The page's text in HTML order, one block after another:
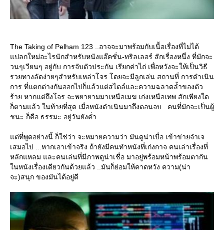
The Taking of Pelham 123 ..อาจจะมาพร้อมกับเนื้อเรื่องที่ไม่ได้
ปลกใหม่อะไรนักสำหรับหนังแอ๊คชั่น-ทริลเลอร์ สักเรื่องหนึ่ง ที่มักจะ
วนๆเวียนๆ อยู่กับ การจับตัวประกัน เรียกค่าไถ่ เพื่อหวังจะให้เป็นวิธี
รวยทางลัดง่ายๆสำหรับเหล่าโจร โดยจะมีลูกเล่น สถานที่ การดำเนิน
การ ที่แตกต่างกันออกไปก็แล้วแต่สไตล์และความฉลาดล้ำของตัว
ร้าย หากแต่ถึงโจร จะพยายามมาเหนือเมฆ เก่งเหนือเทพ สักเพียงใด
ก็ตามแล้ว ในท้ายที่สุด เมื่อหนังดำเนินมาถึงตอนจบ ..คนที่มักจะเป็นผู้
ชนะ ก็คือ ธรรมะ อยู่วันยังค่ำ
ต่ที่พูดอย่างนี้ ก็ใช่ว่า จะหมายความว่า มันดูน่าเบื่อ เข้าข่ายจำเจ
เสมอไป ...หากเอาเข้าจริง ถ้ายังมีคนทำหนังที่เก่งกาจ คนเล่าเรื่องที่
หลักแหลม และคนเล่นที่มีภาพดูน่าเชื่อ มาอยู่พร้อมหน้าพร้อมตากัน
นหนังเรื่องเดียวกันด้วยแล้ว ..มันก็ย่อมให้คาดหวัง ความ(น่า
จะ)สนุก ของมันได้อยู่ดี